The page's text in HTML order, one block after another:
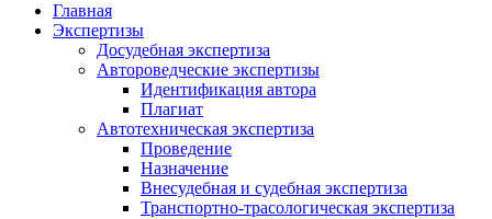
Главная
Экспертизы
Досудебная экспертиза
Автороведческие экспертизы
Идентификация автора
Плагиат
Автотехническая экспертиза
Проведение
Назначение
Внесудебная и судебная экспертиза
Транспортно-трасологическая экспертиза